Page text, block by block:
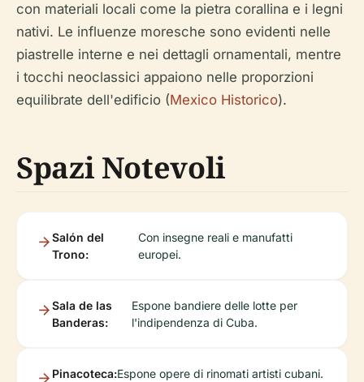
con materiali locali come la pietra corallina e i legni
nativi. Le influenze moresche sono evidenti nelle
piastrelle interne e nei dettagli ornamentali, mentre
i tocchi neoclassici appaiono nelle proporzioni
equilibrate dell'edificio (Mexico Historico).
Spazi Notevoli
Salón del
Trono:
Con insegne reali e manufatti
europei.
Sala de las
Banderas:
Espone bandiere delle lotte per
l'indipendenza di Cuba.
Pinacoteca:Espone opere di rinomati artisti cubani.